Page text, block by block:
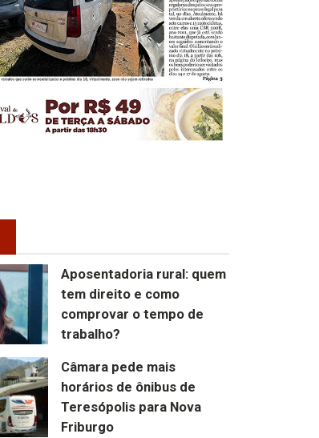
Aposentadoria rural: quem
tem direito e como
comprovar o tempo de
trabalho?
Câmara pede mais
horários de ônibus de
Teresópolis para Nova
Friburgo